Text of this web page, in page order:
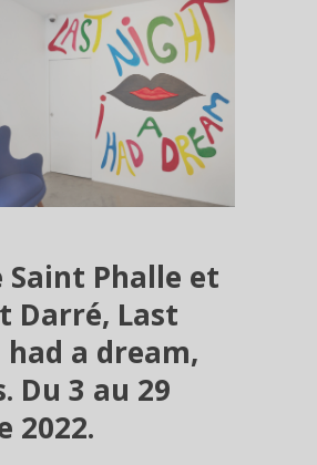
Saint Phalle et
Darré, Last
a dream,
Du 3 au 29
2022.